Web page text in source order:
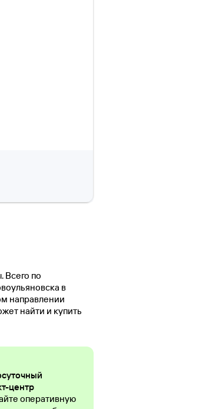
Всего по
в
направлении
найти и купить
центр
оперативную